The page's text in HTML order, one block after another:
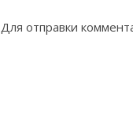
Для отправки